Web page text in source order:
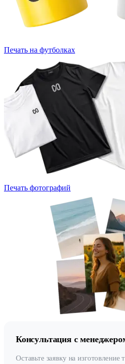
Печать на футболках
Печать фотографий
Консультация с
Оставьте заявку на изготовление